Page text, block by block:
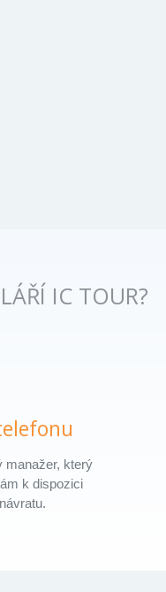
IC TOUR?
manažer, který
k dispozici